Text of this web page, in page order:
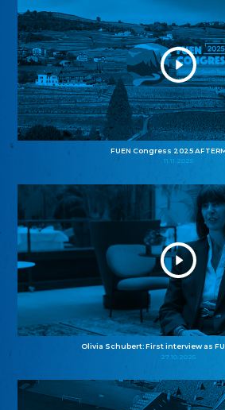
FUEN Congress 2025
11.11.2025
Olivia Schubert: First interview as
27.10.2025